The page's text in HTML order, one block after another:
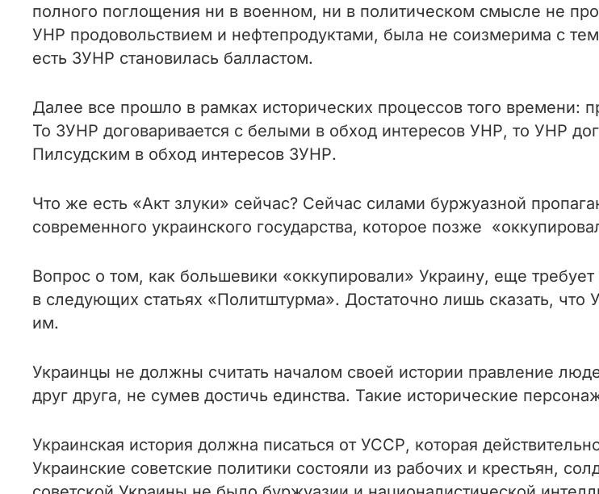
полного поглощения ни в военном, ни в политическом смысле не
УНР продовольствием и нефтепродуктами, была не соизмерима с
есть ЗУНР становилась балластом.
Далее все прошло в рамках исторических процессов того времени:
То ЗУНР договаривается с белыми в обход интересов УНР, то УНР
Пилсудским в обход интересов ЗУНР.
Что же есть «Акт злуки» сейчас? Сейчас силами буржуазной
современного украинского государства, которое позже
Вопрос о том, как большевики «оккупировали» Украину, еще
в следующих статьях «Политштурма». Достаточно лишь сказать,
им.
Украинцы не должны считать началом своей истории правление
друг друга, не сумев достичь единства. Такие исторические
Украинская история должна писаться от УССР, которая
Украинские советские политики состояли из рабочих и крестьян,